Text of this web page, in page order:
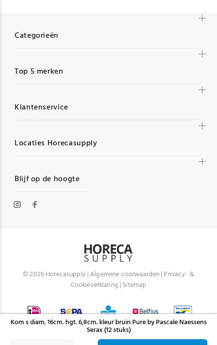
Kom s diam. 16cm. hgt. 6,8cm. kleur bruin Pure by Pascale Naessens
Serax (12 stuks)
Blijf op de hoogte
Categorieën
Top 5 merken
Klantenservice
Locaties Horecasupply
© 2026 Horecasupply |Algemene voorwaarden| Privacy- &
Cookieverklaring | Sitemap